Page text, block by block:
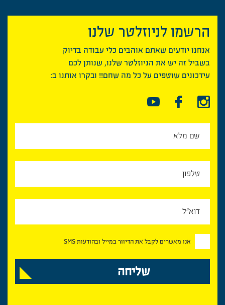
הרשמו לניוזלטר שלנו
אנחנו יודעים שאתם אוהבים כלי עבודה בדיוק
בשביל זה יש את הניוזלטר שלנו, שנותן לכם
עידכונים שוטפים על כל מה שחם!! ובקרו אותנו ב:
אנו מאשרים לקבל את הדיוור במייל ובהודעות SMS